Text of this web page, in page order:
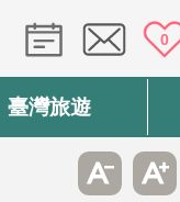
0
臺灣旅遊